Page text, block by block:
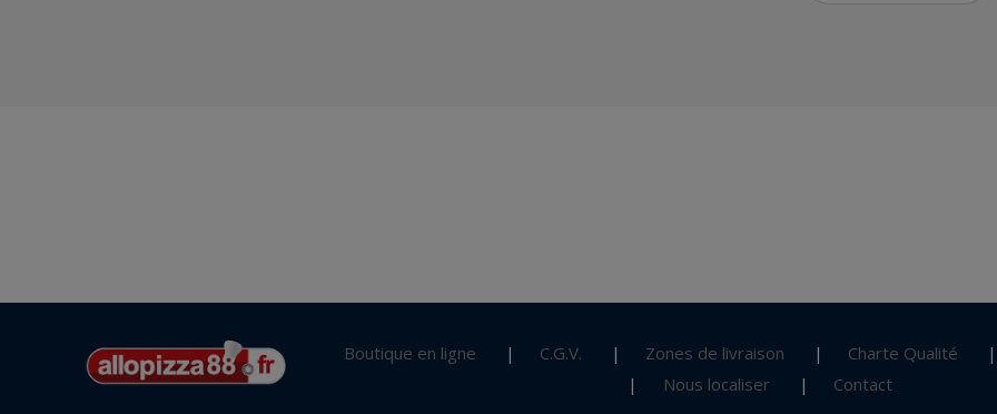
Boutique en ligne C.G.V. Zones de livraison Charte Qualité
Nous localiser
Contact